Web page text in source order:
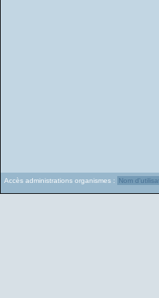
Accès administrations organismes :